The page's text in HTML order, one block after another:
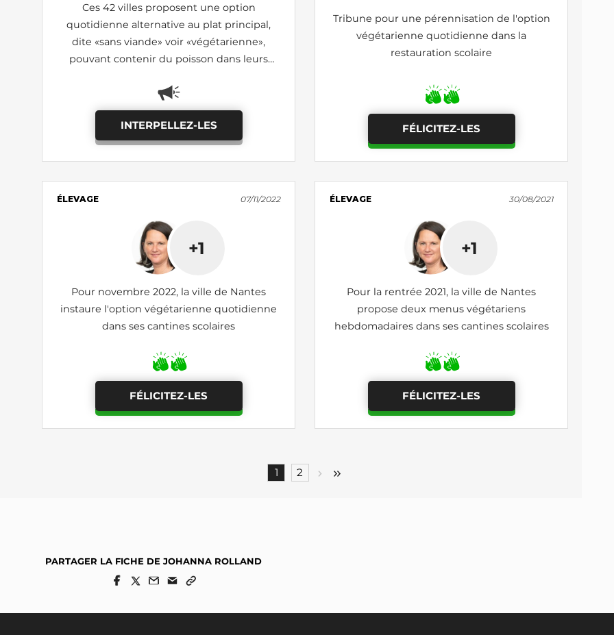
Ces 42 villes proposent une option
quotidienne alternative au plat principal,
dite «sans viande» voir «végétarienne»,
pouvant contenir du poisson dans leurs
INTERPELLEZ-LES
Tribune pour une pérennisation de l'option
végétarienne quotidienne dans la
restauration scolaire
FÉLICITEZ-LES
ÉLEVAGE 07/11/2022
+1
Pour novembre 2022, la ville de Nantes
instaure l'option végétarienne quotidienne
dans ses cantines scolaires
FÉLICITEZ-LES
ÉLEVAGE 30/08/2021
+1
Pour la rentrée 2021, la ville de Nantes
propose deux menus végétariens
hebdomadaires dans ses cantines scolaires
FÉLICITEZ-LES
1 2
PARTAGER LA FICHE DE JOHANNA ROLLAND